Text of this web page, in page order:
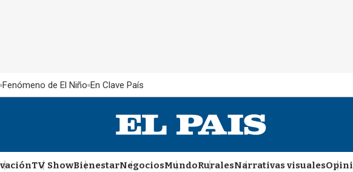
Fenómeno de El Niño En Clave País
TV ShowBienestarNegociosMundoRuralesNarrativas visuales